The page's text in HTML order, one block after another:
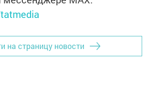
на страницу новости